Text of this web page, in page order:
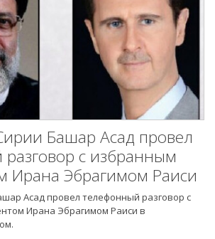
Башар Асад провел
с избранным
Ирана Эбрагимом Раиси
Асад провел телефонный разговор с
Ирана Эбрагимом Раиси в